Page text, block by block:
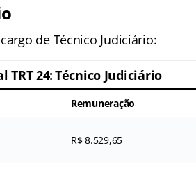
de Técnico Judiciário:
TRT 24:Técnico Judiciário
Remuneração
R$ 8.529,65